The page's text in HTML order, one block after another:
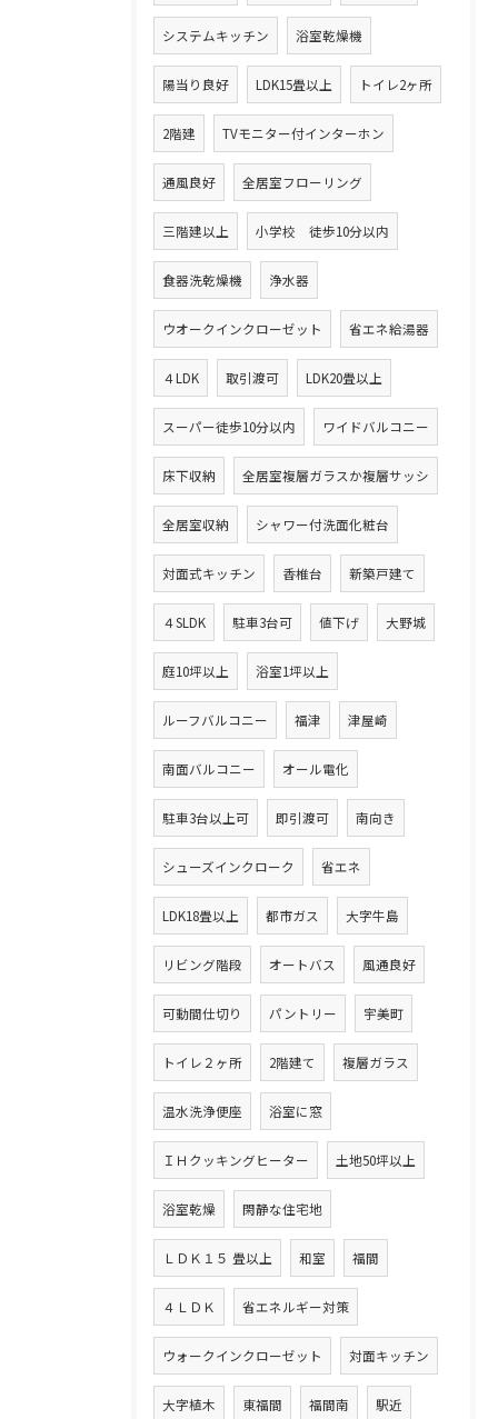
システムキッチン 浴室乾燥機
陽当り良好 LDK15畳以上 トイレ2ヶ所
2階建 TVモニター付インターホン
通風良好 全居室フローリング
三階建以上 小学校 徒歩10分以内
食器洗乾燥機 浄水器
ウオークインクローゼット 省エネ給湯器
４LDK 取引渡可 LDK20畳以上
スーパー徒歩10分以内 ワイドバルコニー
床下収納 全居室複層ガラスか複層サッシ
全居室収納 シャワー付洗面化粧台
対面式キッチン 香椎台 新築戸建て
４SLDK 駐車3台可 値下げ 大野城
庭10坪以上 浴室1坪以上
ルーフバルコニー 福津 津屋崎
南面バルコニー オール電化
駐車3台以上可 即引渡可 南向き
シューズインクローク 省エネ
LDK18畳以上 都市ガス 大字牛島
リビング階段 オートバス 風通良好
可動間仕切り パントリー 宇美町
トイレ２ヶ所 2階建て 複層ガラス
温水洗浄便座 浴室に窓
ＩＨクッキングヒーター 土地50坪以上
浴室乾燥 閑静な住宅地
ＬＤＫ１５ 畳以上 和室 福間
４ＬＤＫ 省エネルギー対策
ウォークインクローゼット 対面キッチン
大字植木 東福間 福間南 駅近